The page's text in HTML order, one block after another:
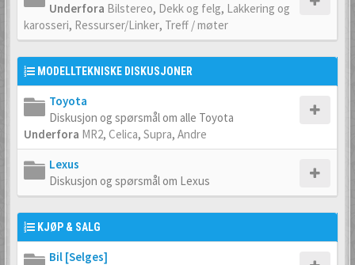
Underfora Bilstereo, Dekk og felg, Lakkering og
karosseri, Ressurser/Linker, Treff / møter
MODELLTEKNISKE DISKUSJONER
Toyota
Diskusjon og spørsmål om alle Toyota
Underfora MR2, Celica, Supra, Andre
Lexus
Diskusjon og spørsmål om Lexus
KJØP & SALG
Bil [Selges]